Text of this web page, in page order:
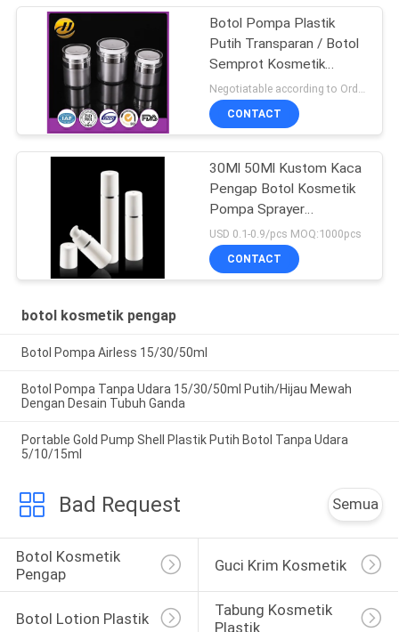
Botol Pompa Plastik
Putih Transparan / Botol
Semprot Kosmetik
Pengap
CONTACT
30Ml 50Ml Kustom Kaca
Pengap Botol Kosmetik
Pompa Sprayer
ISO90001 Bersertifikat
USD 0.1-0.9/pcs MOQ:1000pcs
CONTACT
botol kosmetik pengap
Botol Pompa Airless 15/30/50ml
Botol Pompa Tanpa Udara 15/30/50ml Putih/Hijau Mewah
Dengan Desain Tubuh Ganda
Portable Gold Pump Shell Plastik Putih Botol Tanpa Udara
5/10/15ml
Bad Request Semua
Botol Kosmetik
Pengap
Guci Krim Kosmetik
Botol Lotion Plastik
Tabung Kosmetik
Plastik